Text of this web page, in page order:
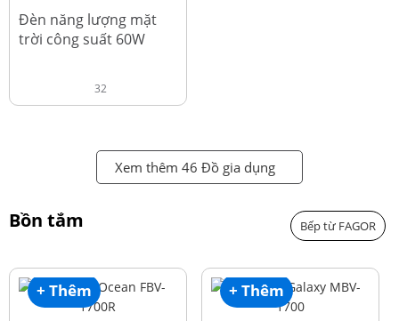
Đèn năng lượng mặt
trời công suất 60W
32
Xem thêm 46 Đồ gia dụng
Bồn tắm Bếp từ FAGOR
+ Thêm + Thêm